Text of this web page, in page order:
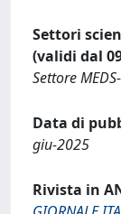
Settori
(validi dal
Settore
Data di
giu-2025
Rivista in